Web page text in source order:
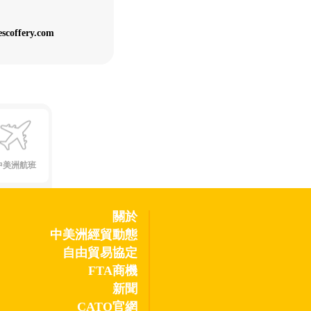
美洲航班
關於
中美洲經貿動態
自由貿易協定
FTA商機
新聞
CATO官網